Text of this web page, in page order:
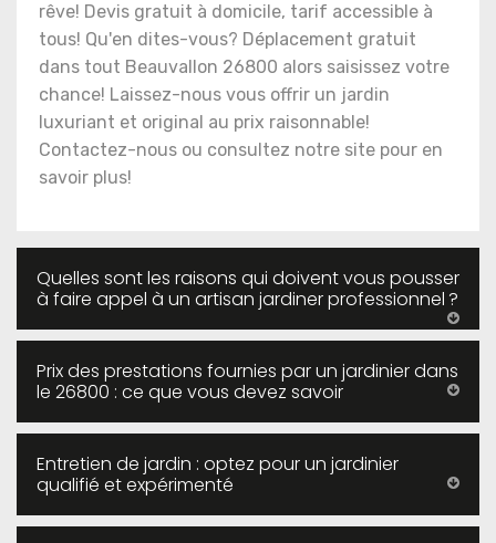
rêve! Devis gratuit à domicile, tarif accessible à
tous! Qu'en dites-vous? Déplacement gratuit
dans tout Beauvallon 26800 alors saisissez votre
chance! Laissez-nous vous offrir un jardin
luxuriant et original au prix raisonnable!
Contactez-nous ou consultez notre site pour en
savoir plus!
Quelles sont les raisons qui doivent vous pousser
à faire appel à un artisan jardiner professionnel ?
Prix des prestations fournies par un jardinier dans
le 26800 : ce que vous devez savoir
Entretien de jardin : optez pour un jardinier
qualifié et expérimenté